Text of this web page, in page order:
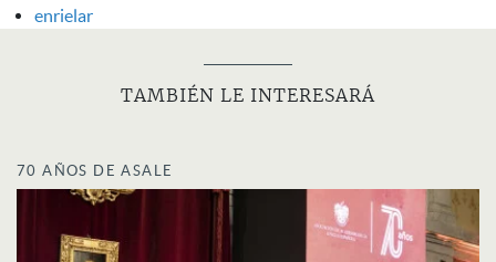
enrielar
TAMBIÉN LE INTERESARÁ
70 AÑOS DE ASALE